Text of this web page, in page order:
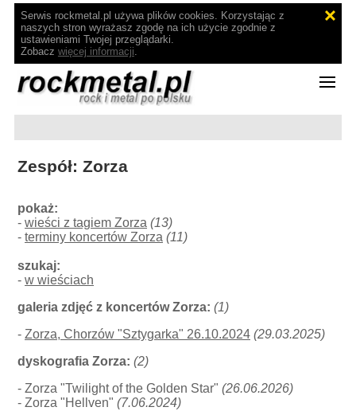
Serwis rockmetal.pl używa plików cookies. Korzystając z
naszych stron wyrażasz zgodę na ich użycie zgodnie z
ustawieniami Twojej przeglądarki.
Zobacz więcej informacji.
Zespół: Zorza
pokaż:
-wieści z tagiem Zorza (13)
-terminy koncertów Zorza (11)
szukaj:
-w wieściach
galeria zdjęć z koncertów Zorza: (1)
-Zorza, Chorzów "Sztygarka" 26.10.2024 (29.03.2025)
dyskografia Zorza: (2)
- Zorza "Twilight of the Golden Star"(26.06.2026)
- Zorza "Hellven"(7.06.2024)